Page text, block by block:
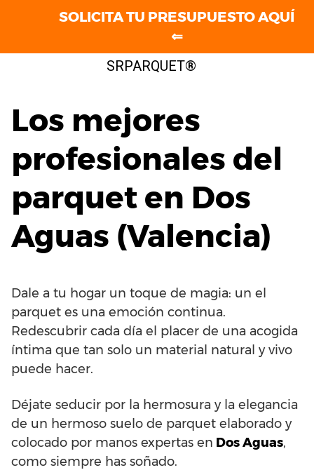
SRPARQUET®
Los mejores
profesionales del
parquet en Dos
Aguas (Valencia)
Dale a tu hogar un toque de magia: un el
parquet es una emoción continua.
Redescubrir cada día el placer de una acogida
íntima que tan solo un material natural y vivo
puede hacer.
Déjate seducir por la hermosura y la elegancia
de un hermoso suelo de parquet elaborado y
colocado por manos expertas en Dos Aguas,
como siempre has soñado.
SOLICITA TU PRESUPUESTO AQUÍ
⇐